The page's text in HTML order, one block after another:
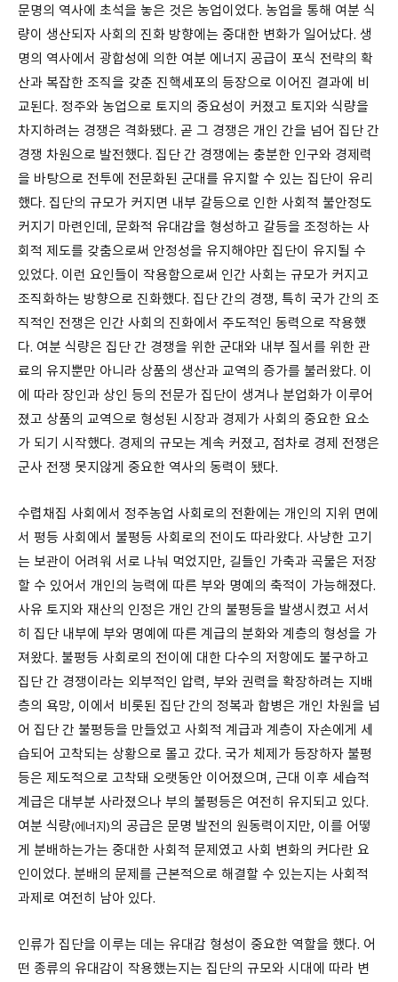
문명의 역사에 초석을 놓은 것은 농업이었다. 농업을 통해 여분 식
량이 생산되자 사회의 진화 방향에는 중대한 변화가 일어났다. 생
명의 역사에서 광합성에 의한 여분 에너지 공급이 포식 전략의 확
산과 복잡한 조직을 갖춘 진핵세포의 등장으로 이어진 결과에 비
교된다. 정주와 농업으로 토지의 중요성이 커졌고 토지와 식량을
차지하려는 경쟁은 격화됐다. 곧 그 경쟁은 개인 간을 넘어 집단 간
경쟁 차원으로 발전했다. 집단 간 경쟁에는 충분한 인구와 경제력
을 바탕으로 전투에 전문화된 군대를 유지할 수 있는 집단이 유리
했다. 집단의 규모가 커지면 내부 갈등으로 인한 사회적 불안정도
커지기 마련인데, 문화적 유대감을 형성하고 갈등을 조정하는 사
회적 제도를 갖춤으로써 안정성을 유지해야만 집단이 유지될 수
있었다. 이런 요인들이 작용함으로써 인간 사회는 규모가 커지고
조직화하는 방향으로 진화했다. 집단 간의 경쟁, 특히 국가 간의 조
직적인 전쟁은 인간 사회의 진화에서 주도적인 동력으로 작용했
다. 여분 식량은 집단 간 경쟁을 위한 군대와 내부 질서를 위한 관
료의 유지뿐만 아니라 상품의 생산과 교역의 증가를 불러왔다. 이
에 따라 장인과 상인 등의 전문가 집단이 생겨나 분업화가 이루어
졌고 상품의 교역으로 형성된 시장과 경제가 사회의 중요한 요소
가 되기 시작했다. 경제의 규모는 계속 커졌고, 점차로 경제 전쟁은
군사 전쟁 못지않게 중요한 역사의 동력이 됐다.
수렵채집 사회에서 정주농업 사회로의 전환에는 개인의 지위 면에
서 평등 사회에서 불평등 사회로의 전이도 따라왔다. 사냥한 고기
는 보관이 어려워 서로 나눠 먹었지만, 길들인 가축과 곡물은 저장
할 수 있어서 개인의 능력에 따른 부와 명예의 축적이 가능해졌다.
사유 토지와 재산의 인정은 개인 간의 불평등을 발생시켰고 서서
히 집단 내부에 부와 명예에 따른 계급의 분화와 계층의 형성을 가
져왔다. 불평등 사회로의 전이에 대한 다수의 저항에도 불구하고
집단 간 경쟁이라는 외부적인 압력, 부와 권력을 확장하려는 지배
층의 욕망, 이에서 비롯된 집단 간의 정복과 합병은 개인 차원을 넘
어 집단 간 불평등을 만들었고 사회적 계급과 계층이 자손에게 세
습되어 고착되는 상황으로 몰고 갔다. 국가 체제가 등장하자 불평
등은 제도적으로 고착돼 오랫동안 이어졌으며, 근대 이후 세습적
계급은 대부분 사라졌으나 부의 불평등은 여전히 유지되고 있다.
여분 식량(에너지)의 공급은 문명 발전의 원동력이지만, 이를 어떻
게 분배하는가는 중대한 사회적 문제였고 사회 변화의 커다란 요
인이었다. 분배의 문제를 근본적으로 해결할 수 있는지는 사회적
과제로 여전히 남아 있다.
인류가 집단을 이루는 데는 유대감 형성이 중요한 역할을 했다. 어
떤 종류의 유대감이 작용했는지는 집단의 규모와 시대에 따라 변